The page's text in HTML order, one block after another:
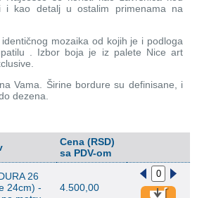
i kao detalj u ostalim primenama na
mozaika od kojih je i podloga
. Izbor boja je iz palete Nice art
Vama. Širine bordure su definisane, i
dezena.
Cena (RSD)
sa PDV-om
26
24cm) -
4.500,00